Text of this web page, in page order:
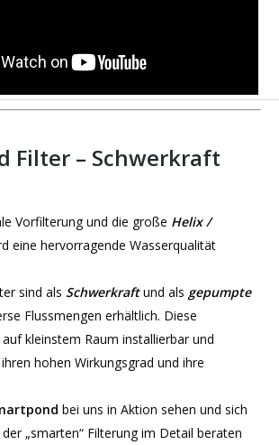
Filter – Schwerkraft
Vorfilterung und die große Helix /
eine hervorragende Wasserqualität
sind als Schwerkraftund als gepumpte
Flussmengen erhältlich. Diese
kleinstem Raum installierbar und
hohen Wirkungsgrad und ihre
bei uns in Aktion sehen und sich
„smarten“ Filterung im Detail beraten